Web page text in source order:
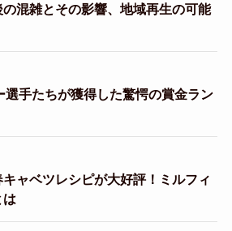
混雑とその影響、地域再生の可能
手たちが獲得した驚愕の賞金ラン
ャベツレシピが大好評！ミルフィ
は